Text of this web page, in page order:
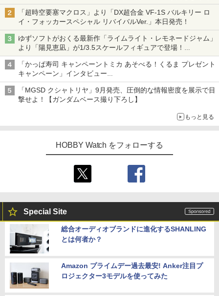
【ガンダムベース撮り下ろし】
「超時空要塞マクロス」より「DX超合金 VF-1S バルキリー ロ
イ・フォッカースペシャル リバイバルVer.」本日発売！
ゆずソフトがおくる最新作「ライムライト・レモネードジャム」
より「陽見恵凪」が1/3.5スケールフィギュアで登場！
メガネ姿も表現できるオプションパーツが付属
「かっぱ寿司 キャンペーントミカ あそべる！くるま プレゼント
キャンペーン」インタビュー
子どもが楽しめるかっぱ寿司ならではの体験とコラボの楽しさを
追求
「MGSD クシャトリヤ」9月発売、圧倒的な情報密度を展示で目
撃せよ！【ガンダムベース撮り下ろし】
もっと見る
HOBBY Watch をフォローする
Special Site
総合オーディオブランドに進化するSHANLING
とは何者か？
Amazon プライムデー過去最安! Anker注目プ
ロジェクター3モデルを使ってみた